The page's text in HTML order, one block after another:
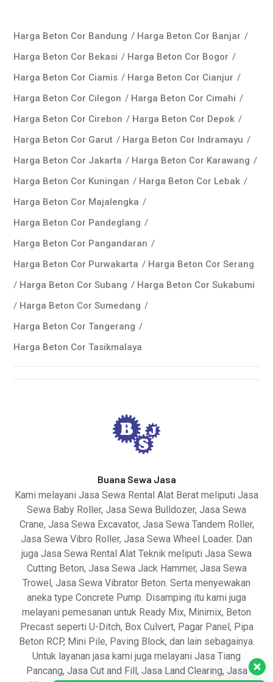
Harga Beton Cor Bandung / Harga Beton Cor Banjar /
Harga Beton Cor Bekasi / Harga Beton Cor Bogor /
Harga Beton Cor Ciamis / Harga Beton Cor Cianjur /
Harga Beton Cor Cilegon / Harga Beton Cor Cimahi /
Harga Beton Cor Cirebon / Harga Beton Cor Depok /
Harga Beton Cor Garut / Harga Beton Cor Indramayu /
Harga Beton Cor Jakarta / Harga Beton Cor Karawang /
Harga Beton Cor Kuningan / Harga Beton Cor Lebak /
Harga Beton Cor Majalengka /
Harga Beton Cor Pandeglang /
Harga Beton Cor Pangandaran /
Harga Beton Cor Purwakarta / Harga Beton Cor Serang
/ Harga Beton Cor Subang / Harga Beton Cor Sukabumi
/ Harga Beton Cor Sumedang /
Harga Beton Cor Tangerang /
Harga Beton Cor Tasikmalaya
Buana Sewa Jasa
Kami melayani Jasa Sewa Rental Alat Berat meliputi Jasa
Sewa Baby Roller, Jasa Sewa Bulldozer, Jasa Sewa
Crane, Jasa Sewa Excavator, Jasa Sewa Tandem Roller,
Jasa Sewa Vibro Roller, Jasa Sewa Wheel Loader. Dan
juga Jasa Sewa Rental Alat Teknik meliputi Jasa Sewa
Cutting Beton, Jasa Sewa Jack Hammer, Jasa Sewa
Trowel, Jasa Sewa Vibrator Beton. Serta menyewakan
aneka type Concrete Pump. Disamping itu kami juga
melayani pemesanan untuk Ready Mix, Minimix, Beton
Precast seperti U-Ditch, Box Culvert, Pagar Panel, Pipa
Beton RCP, Mini Pile, Paving Block, dan lain sebagainya.
Untuk layanan jasa kami juga melayani Jasa Tiang
Pancang, Jasa Cut and Fill, Jasa Land Clearing, Jasa